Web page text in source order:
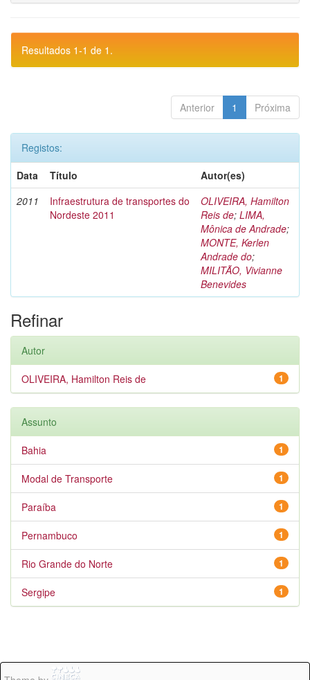
Resultados 1-1 de 1.
Anterior 1 Próxima
Registos:
Data
Título
Autor(es)
2011
Infraestrutura de transportes do
Nordeste 2011
OLIVEIRA, Hamilton
Reis de; LIMA,
Mônica de Andrade;
MONTE, Kerlen
Andrade do;
MILITÃO, Vivianne
Benevides
Refinar
Autor
1
OLIVEIRA, Hamilton Reis de
Assunto
1
Bahia
1
Modal de Transporte
1
Paraíba
1
Pernambuco
1
Rio Grande do Norte
1
Sergipe